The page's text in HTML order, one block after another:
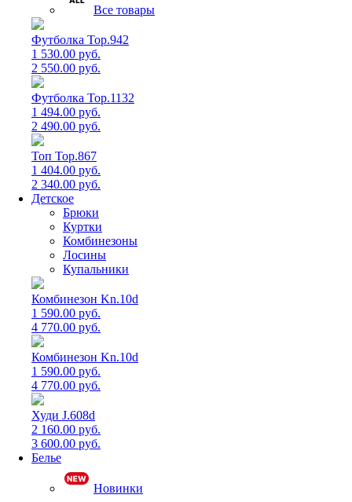
Все товары
Футболка Top.942
1 530.00 руб.
2 550.00 руб.
Футболка Top.1132
1 494.00 руб.
2 490.00 руб.
Топ Top.867
1 404.00 руб.
2 340.00 руб.
Детское
Брюки
Куртки
Комбинезоны
Лосины
Купальники
Комбинезон Kn.10d
1 590.00 руб.
4 770.00 руб.
Комбинезон Kn.10d
1 590.00 руб.
4 770.00 руб.
Худи J.608d
2 160.00 руб.
3 600.00 руб.
Белье
Новинки